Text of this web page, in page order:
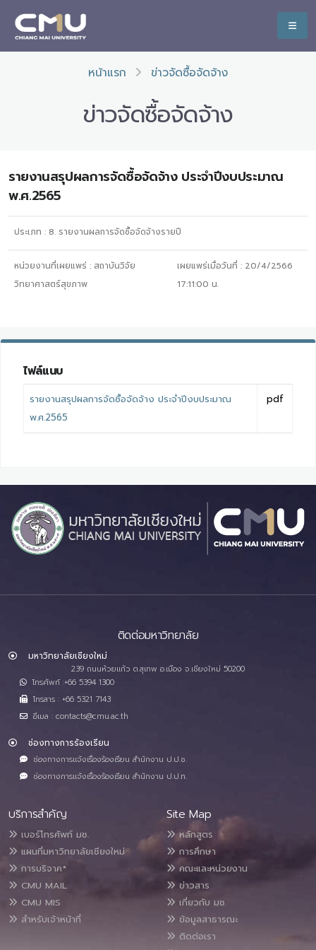
หน้าแรก ข่าวจัดซื้อจัดจ้าง
ข่าวจัดซื้อจัดจ้าง
รายงานสรุปผลการจัดซื้อจัดจ้าง ประจำปีงบประมาณ
พ.ศ.2565
ประเภท : 8. รายงานผลการจัดซื้อจัดจ้างรายปี
หน่วยงานที่เผยแพร่ : สถาบันวิจัย
วิทยาศาสตร์สุขภาพ
เผยแพร่เมื่อวันที่ : 20/4/2566
17:11:00 น.
ไฟล์แนบ
รายงานสรุปผลการจัดซื้อจัดจ้าง ประจำปีงบประมาณ
พ.ศ.2565
pdf
ติดต่อมหาวิทยาลัย
มหาวิทยาลัยเชียงใหม่
239 ถนนห้วยแก้ว ต.สุเทพ อ.เมือง จ.เชียงใหม่ 50200
โทรศัพท์ :+66 5394 1300
โทรสาร : +66 5321 7143
อีเมล : contacts@cmu.ac.th
ช่องทางการร้องเรียน
ช่องทางการแจ้งเรื่องร้องเรียน สำนักงาน ป.ป.ช.
ช่องทางการแจ้งเรื่องร้องเรียน สำนักงาน ป.ป.ท.
บริการสำคัญ
เบอร์โทรศัพท์ มช.
แผนที่มหาวิทยาลัยเชียงใหม่
การบริจาค*
CMU MAIL
CMU MIS
สำหรับเจ้าหน้าที่
Site Map
หลักสูตร
การศึกษา
คณะและหน่วยงาน
ข่าวสาร
เกี่ยวกับ มช.
ข้อมูลสาธารณะ
ติดต่อเรา